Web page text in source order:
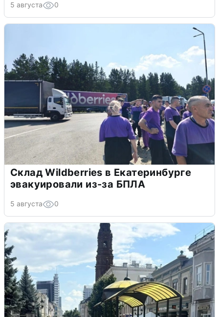
5 августа 0
Склад Wildberries в Екатеринбурге
эвакуировали из-за БПЛА
5 августа 0